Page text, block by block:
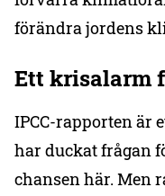
förändra jordens
Ett krisalarm
IPCC-rapporten är
har duckat frågan
chansen här. Men